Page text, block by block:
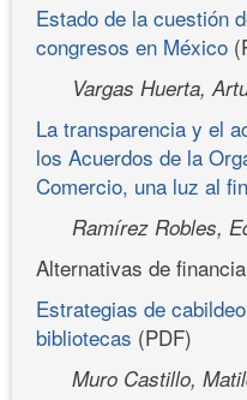
Estado de la cuestión
congresos en México
Vargas Huerta,
La transparencia y el
los Acuerdos de la
Comercio, una luz al
Ramírez Robles,
Alternativas de
Estrategias de
bibliotecas (PDF)
Muro Castillo,